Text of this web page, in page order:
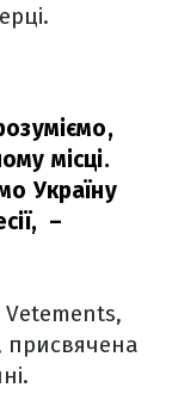
місці.
Україну
–
Vetements,
присвячена